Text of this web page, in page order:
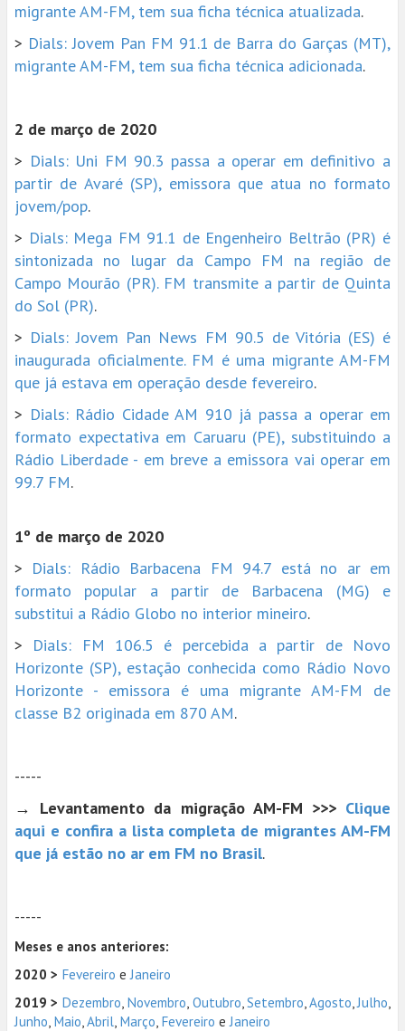
migrante AM-FM, tem sua ficha técnica atualizada.
> Dials: Jovem Pan FM 91.1 de Barra do Garças (MT),
migrante AM-FM, tem sua ficha técnica adicionada.
2 de março de 2020
> Dials: Uni FM 90.3 passa a operar em definitivo a
partir de Avaré (SP), emissora que atua no formato
jovem/pop.
> Dials: Mega FM 91.1 de Engenheiro Beltrão (PR) é
sintonizada no lugar da Campo FM na região de
Campo Mourão (PR). FM transmite a partir de Quinta
do Sol (PR).
> Dials: Jovem Pan News FM 90.5 de Vitória (ES) é
inaugurada oficialmente. FM é uma migrante AM-FM
que já estava em operação desde fevereiro.
> Dials: Rádio Cidade AM 910 já passa a operar em
formato expectativa em Caruaru (PE), substituindo a
Rádio Liberdade - em breve a emissora vai operar em
99.7 FM.
1º de março de 2020
> Dials: Rádio Barbacena FM 94.7 está no ar em
formato popular a partir de Barbacena (MG) e
substitui a Rádio Globo no interior mineiro.
> Dials: FM 106.5 é percebida a partir de Novo
Horizonte (SP), estação conhecida como Rádio Novo
Horizonte - emissora é uma migrante AM-FM de
classe B2 originada em 870 AM.
-----
→ Levantamento da migração AM-FM >>> Clique
aqui e confira a lista completa de migrantes AM-FM
que já estão no ar em FM no Brasil.
-----
Meses e anos anteriores:
2020 > Fevereiro eJaneiro
2019 > Dezembro, Novembro, Outubro,Setembro,Agosto,Julho,
Junho, Maio,Abril, Março, Fevereiro eJaneiro